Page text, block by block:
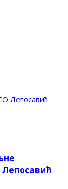
Лепосавић
Лепосавић